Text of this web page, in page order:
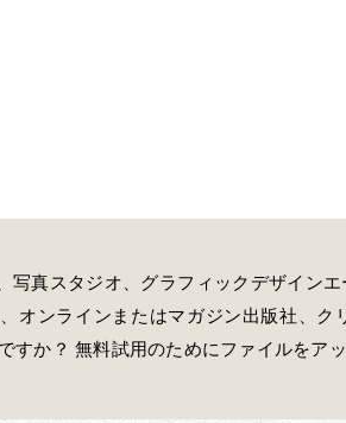
写真スタジオ、グラフィックデザイン
オンラインまたはマガジン出版社、
か？ 無料試用のためにファイルをアッ